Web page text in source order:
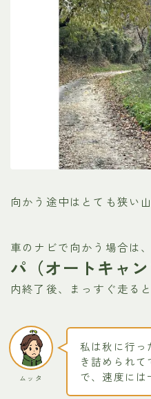
向かう途中はとても狭い
車のナビで向かう場合は
パ（オートキャン
内終了後、まっすぐ走る
ムッタ
私は秋に行っ
き詰められて
で、速度には